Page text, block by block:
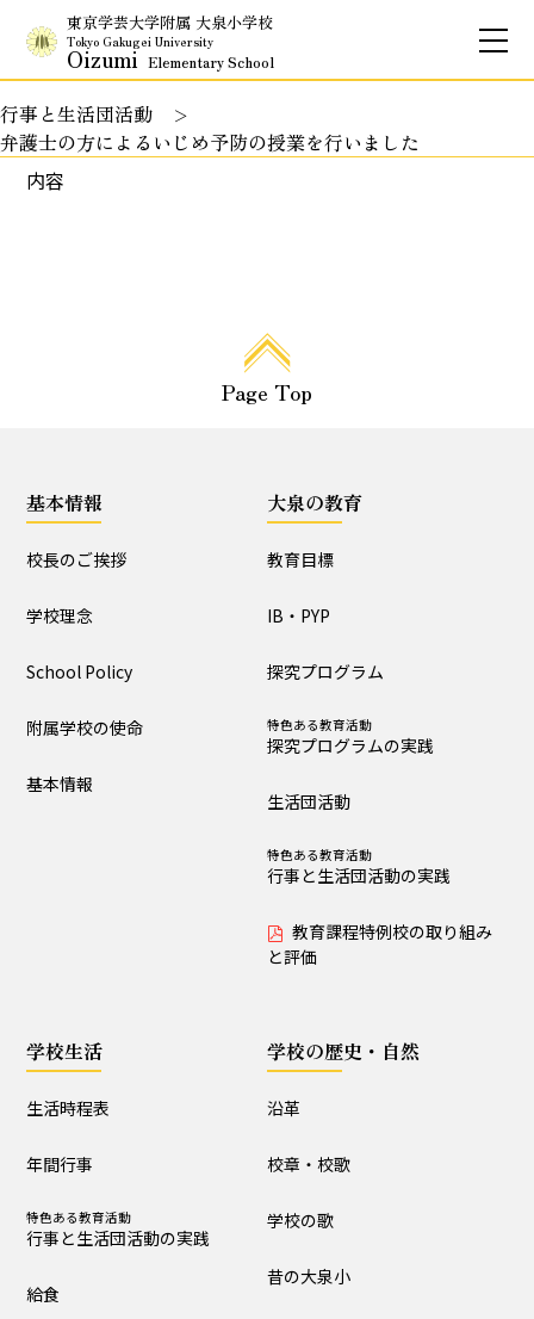
東京学芸大学附属 大泉小学校
Tokyo Gakugei University
Oizumi Elementary School
お問合せ
大泉の教育
教育目標
IB・PYP
探究プログラム
特色ある教育活動
生活団活動
特色ある教育活動
行事と生活団活動の実践
行事と生活団活動の実践
制服・制定品
委員会・クラブ活動
学校の歴史・自然
沿革
校章・校歌
行事と生活団活動
弁護士の方によるいじめ予防の授業を行いました
内容
Page Top
基本情報
校長のご挨拶
学校理念
School Policy
附属学校の使命
基本情報
大泉の教育
教育目標
IB・PYP
探究プログラム
特色ある教育活動
探究プログラムの実践
生活団活動
特色ある教育活動
行事と生活団活動の実践
教育課程特例校の取り組み
と評価
学校生活
生活時程表
年間行事
特色ある教育活動
行事と生活団活動の実践
給食
学校の歴史・自然
沿革
校章・校歌
学校の歌
昔の大泉小